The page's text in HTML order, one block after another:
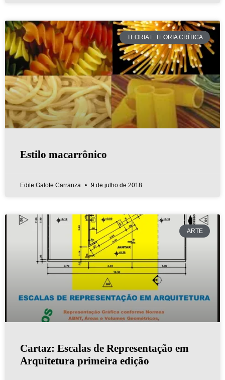
TEORIA E TEORIA CRÍTICA
Estilo macarrônico
Edite Galote Carranza 9 de julho de 2018
ARTE
Cartaz: Escalas de Representação em
Arquitetura primeira edição